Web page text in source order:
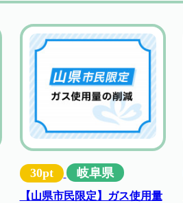
30pt 岐阜県
【山県市民限定】ガス使用量